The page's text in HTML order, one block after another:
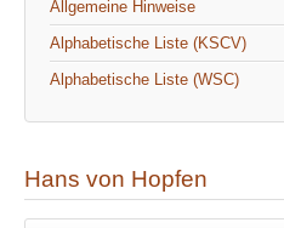
Allgemeine Hinweise
Alphabetische Liste (KSCV)
Alphabetische Liste (WSC)
Hans von Hopfen